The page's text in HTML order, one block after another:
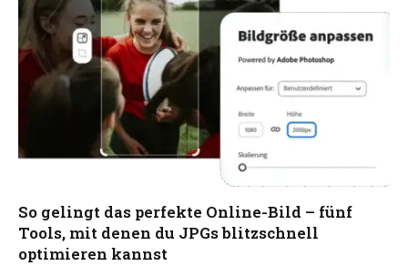
So gelingt das perfekte Online-Bild – fünf
Tools, mit denen du JPGs blitzschnell
optimieren kannst